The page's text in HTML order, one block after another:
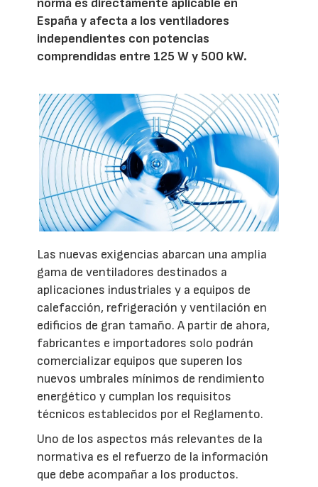
norma es directamente aplicable en
España y afecta a los ventiladores
independientes con potencias
comprendidas entre 125 W y 500 kW.
Las nuevas exigencias abarcan una amplia
gama de ventiladores destinados a
aplicaciones industriales y a equipos de
calefacción, refrigeración y ventilación en
edificios de gran tamaño. A partir de ahora,
fabricantes e importadores solo podrán
comercializar equipos que superen los
nuevos umbrales mínimos de rendimiento
energético y cumplan los requisitos
técnicos establecidos por el Reglamento.
Uno de los aspectos más relevantes de la
normativa es el refuerzo de la información
que debe acompañar a los productos.